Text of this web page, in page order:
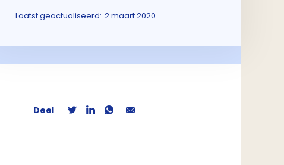
Laatst geactualiseerd: 2 maart 2020
Deel